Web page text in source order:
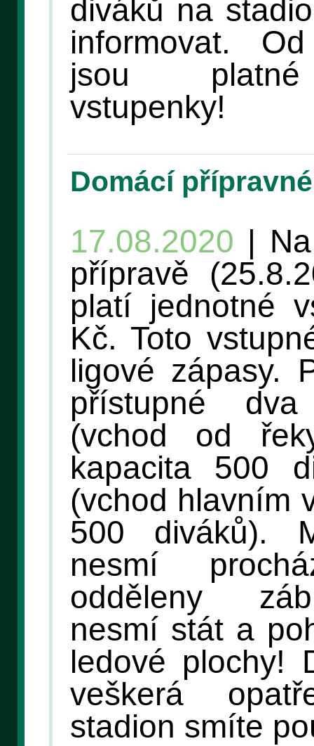
diváků na
informovat.
jsou platné
vstupenky!
Domácí
17.08.2020 |
přípravě
platí jednotné
Kč. Toto
ligové zápasy.
přístupné
(vchod od
kapacita 500
(vchod hlavním
500 diváků).
nesmí
odděleny
nesmí stát a
ledové plochy!
veškerá
stadion smíte